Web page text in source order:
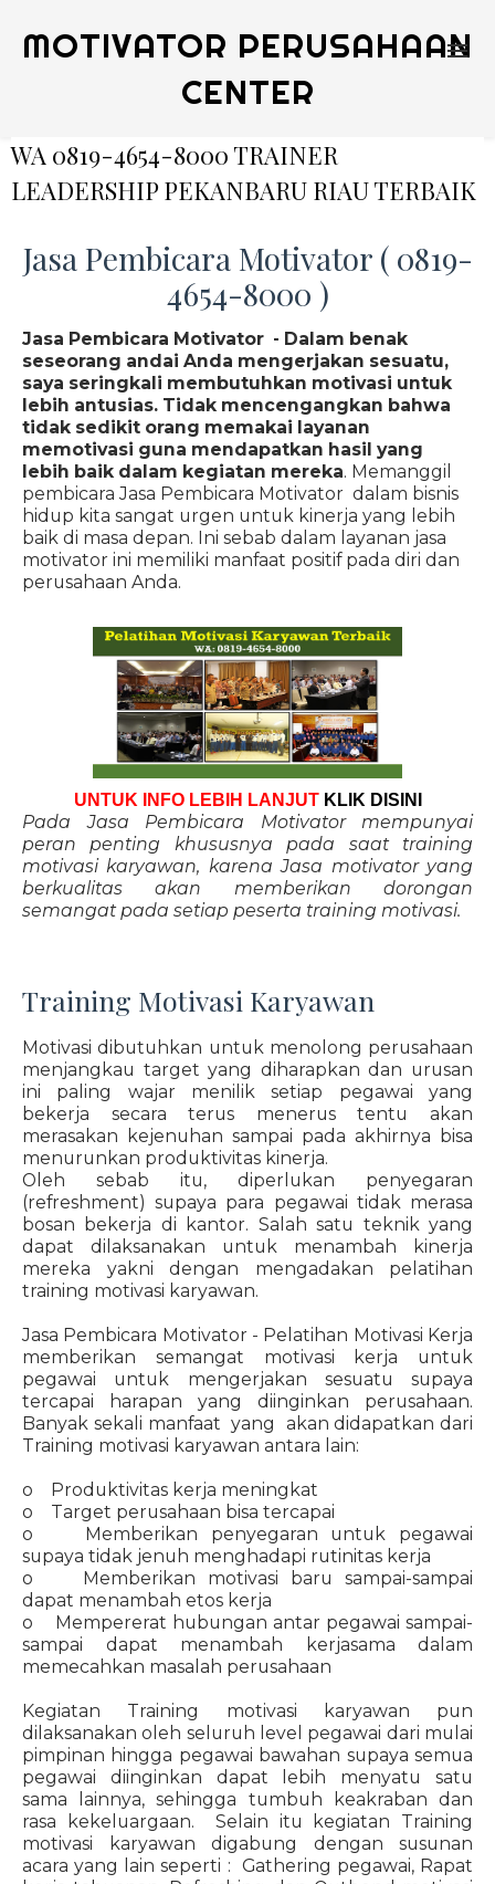
MOTIVATOR PERUSAHAAN
CENTER
WA 0819-4654-8000 TRAINER
LEADERSHIP PEKANBARU RIAU TERBAIK
Jasa Pembicara Motivator ( 0819-
4654-8000 )
Jasa Pembicara Motivator - Dalam benak
seseorang andai Anda mengerjakan sesuatu,
saya seringkali membutuhkan motivasi untuk
lebih antusias. Tidak mencengangkan bahwa
tidak sedikit orang memakai layanan
memotivasi guna mendapatkan hasil yang
lebih baik dalam kegiatan mereka. Memanggil
pembicara Jasa Pembicara Motivator dalam bisnis
hidup kita sangat urgen untuk kinerja yang lebih
baik di masa depan. Ini sebab dalam layanan jasa
motivator ini memiliki manfaat positif pada diri dan
perusahaan Anda.
UNTUK INFO LEBIH LANJUT KLIK DISINI
Pada Jasa Pembicara Motivator mempunyai
peran penting khususnya pada saat training
motivasi karyawan, karena Jasa motivator yang
berkualitas akan memberikan dorongan
semangat pada setiap peserta training motivasi.
Training Motivasi Karyawan
Motivasi dibutuhkan untuk menolong perusahaan
menjangkau target yang diharapkan dan urusan
ini paling wajar menilik setiap pegawai yang
bekerja secara terus menerus tentu akan
merasakan kejenuhan sampai pada akhirnya bisa
menurunkan produktivitas kinerja.
Oleh sebab itu, diperlukan penyegaran
(refreshment) supaya para pegawai tidak merasa
bosan bekerja di kantor. Salah satu teknik yang
dapat dilaksanakan untuk menambah kinerja
mereka yakni dengan mengadakan pelatihan
training motivasi karyawan.
Jasa Pembicara Motivator - Pelatihan Motivasi Kerja
memberikan semangat motivasi kerja untuk
pegawai untuk mengerjakan sesuatu supaya
tercapai harapan yang diinginkan perusahaan.
Banyak sekali manfaat yang akan didapatkan dari
Training motivasi karyawan antara lain:
o Produktivitas kerja meningkat
o Target perusahaan bisa tercapai
o Memberikan penyegaran untuk pegawai
supaya tidak jenuh menghadapi rutinitas kerja
o Memberikan motivasi baru sampai-sampai
dapat menambah etos kerja
o Mempererat hubungan antar pegawai sampai-
sampai dapat menambah kerjasama dalam
memecahkan masalah perusahaan
Kegiatan Training motivasi karyawan pun
dilaksanakan oleh seluruh level pegawai dari mulai
pimpinan hingga pegawai bawahan supaya semua
pegawai diinginkan dapat lebih menyatu satu
sama lainnya, sehingga tumbuh keakraban dan
rasa kekeluargaan. Selain itu kegiatan Training
motivasi karyawan digabung dengan susunan
acara yang lain seperti : Gathering pegawai, Rapat